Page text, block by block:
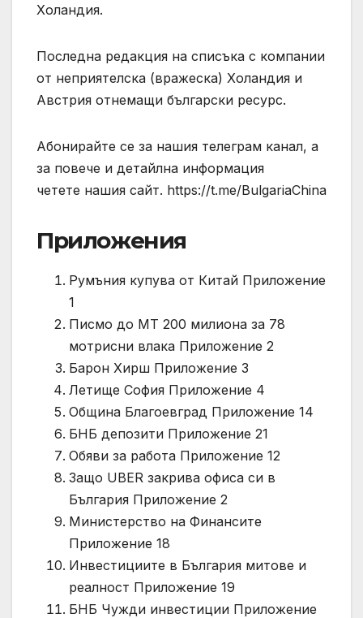
Холандия.
Последна редакция на списъка с компании
от неприятелска (вражеска) Холандия и
Австрия отнемащи български ресурс.
Абонирайте се за нашия телеграм канал, а
за повече и детайлна информация
четете нашия сайт. https://t.me/BulgariaChina
Приложения
Румъния купува от Китай Приложение
1
Писмо до МТ 200 милиона за 78
мотрисни влака Приложение 2
Барон Хирш Приложение 3
Летище София Приложение 4
Община Благоевград Приложение 14
БНБ депозити Приложение 21
Обяви за работа Приложение 12
Защо UBER закрива офиса си в
България Приложение 2
Министерство на Финансите
Приложение 18
Инвестициите в България митове и
реалност Приложение 19
БНБ Чужди инвестиции Приложение